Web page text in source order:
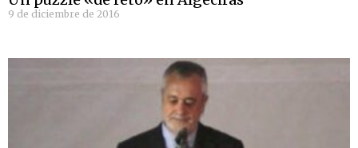
9 de diciembre de 2016